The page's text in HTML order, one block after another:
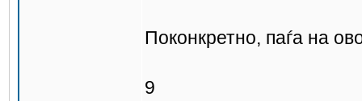
Поконкретно, паѓа на
9